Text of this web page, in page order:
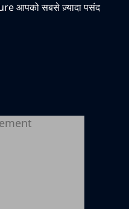
आपको सबसे ज़्यादा पसंद